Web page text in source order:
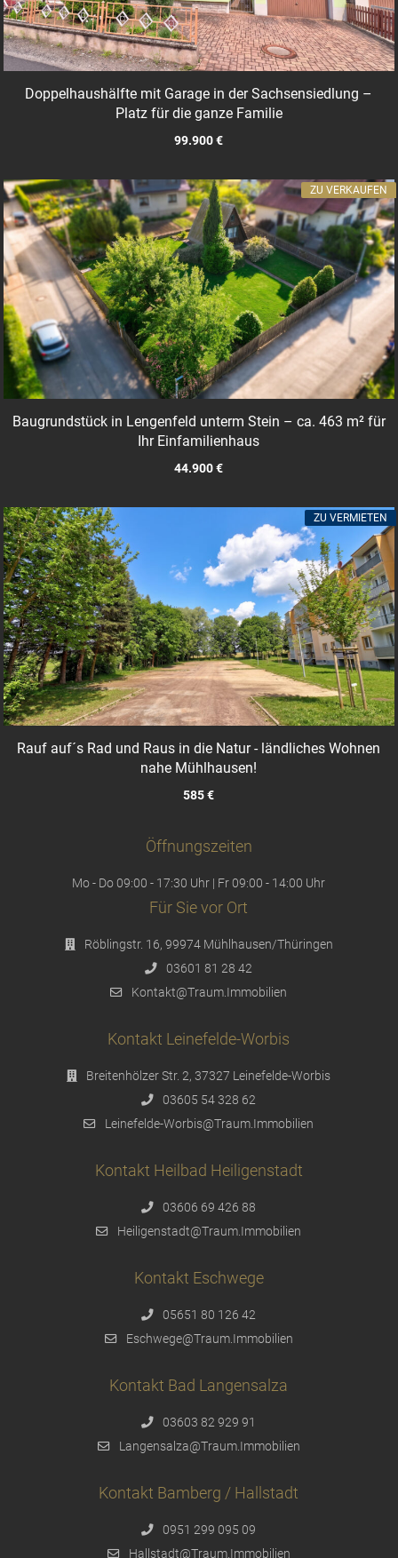
Doppelhaushälfte mit Garage in der Sachsensiedlung –
Platz für die ganze Familie
99.900 €
Baugrundstück in Lengenfeld unterm Stein – ca. 463 m² für
Ihr Einfamilienhaus
44.900 €
ZU VERKAUFEN
Rauf auf´s Rad und Raus in die Natur - ländliches Wohnen
nahe Mühlhausen!
585 €
ZU VERMIETEN
Öffnungszeiten
Mo - Do 09:00 - 17:30 Uhr | Fr 09:00 - 14:00 Uhr
Für Sie vor Ort
Röblingstr. 16, 99974 Mühlhausen/Thüringen
03601 81 28 42
Kontakt@Traum.Immobilien
Kontakt Leinefelde-Worbis
Breitenhölzer Str. 2, 37327 Leinefelde-Worbis
03605 54 328 62
Leinefelde-Worbis@Traum.Immobilien
Kontakt Heilbad Heiligenstadt
03606 69 426 88
Heiligenstadt@Traum.Immobilien
Kontakt Eschwege
05651 80 126 42
Eschwege@Traum.Immobilien
Kontakt Bad Langensalza
03603 82 929 91
Langensalza@Traum.Immobilien
Kontakt Bamberg / Hallstadt
0951 299 095 09
Hallstadt@Traum.Immobilien